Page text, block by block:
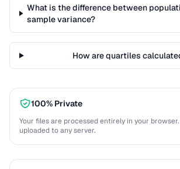
What is the difference between
sample variance?
How are quartiles
100% Private
Your files are processed entirely in your
uploaded to any server.